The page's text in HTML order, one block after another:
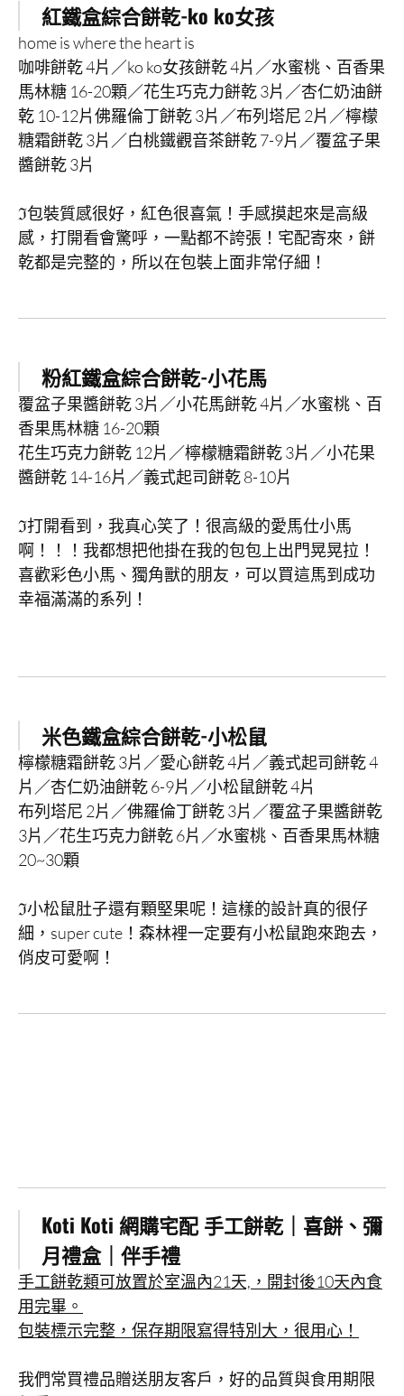
紅鐵盒綜合餅乾-ko ko女孩
home is where the heart is
咖啡餅乾 4片／ko ko女孩餅乾 4片／水蜜桃、百香果
馬林糖 16-20顆／花生巧克力餅乾 3片／杏仁奶油餅
乾 10-12片佛羅倫丁餅乾 3片／布列塔尼 2片／檸檬
糖霜餅乾 3片／白桃鐵觀音茶餅乾 7-9片／覆盆子果
醬餅乾 3片
ℑ包裝質感很好，紅色很喜氣！手感摸起來是高級
感，打開看會驚呼，一點都不誇張！宅配寄來，餅
乾都是完整的，所以在包裝上面非常仔細！
粉紅鐵盒綜合餅乾-小花馬
覆盆子果醬餅乾 3片／小花馬餅乾 4片／水蜜桃、百
香果馬林糖 16-20顆
花生巧克力餅乾 12片／檸檬糖霜餅乾 3片／小花果
醬餅乾 14-16片／義式起司餅乾 8-10片
ℑ打開看到，我真心笑了！很高級的愛馬仕小馬
啊！！！我都想把他掛在我的包包上出門晃晃拉！
喜歡彩色小馬、獨角獸的朋友，可以買這馬到成功
幸福滿滿的系列！
米色鐵盒綜合餅乾-小松鼠
檸檬糖霜餅乾 3片／愛心餅乾 4片／義式起司餅乾 4
片／杏仁奶油餅乾 6-9片／小松鼠餅乾 4片
布列塔尼 2片／佛羅倫丁餅乾 3片／覆盆子果醬餅乾
3片／花生巧克力餅乾 6片／水蜜桃、百香果馬林糖
20~30顆
ℑ小松鼠肚子還有顆堅果呢！這樣的設計真的很仔
細，super cute！森林裡一定要有小松鼠跑來跑去，
俏皮可愛啊！
Koti Koti 網購宅配 手工餅乾｜喜餅、彌
月禮盒｜伴手禮
手工餅乾類可放置於室溫內21天,，開封後10天內食
用完畢。
包裝標示完整，保存期限寫得特別大，很用心！
我們常買禮品贈送朋友客戶，好的品質與食用期限